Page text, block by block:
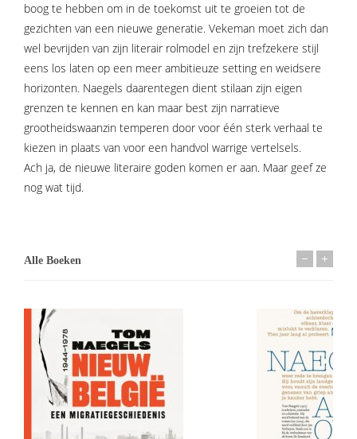
boog te hebben om in de toekomst uit te groeien tot de
gezichten van een nieuwe generatie. Vekeman moet zich dan
wel bevrijden van zijn literair rolmodel en zijn trefzekere stijl
eens los laten op een meer ambitieuze setting en weidsere
horizonten. Naegels daarentegen dient stilaan zijn eigen
grenzen te kennen en kan maar best zijn narratieve
grootheidswaanzin temperen door voor één sterk verhaal te
kiezen in plaats van voor een handvol warrige vertelsels.
Ach ja, de nieuwe literaire goden komen er aan. Maar geef ze
nog wat tijd.
Alle Boeken